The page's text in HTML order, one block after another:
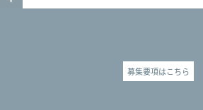
募集要項はこちら